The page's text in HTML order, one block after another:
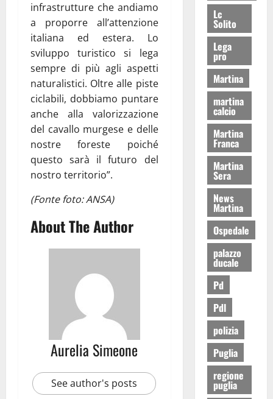
infrastrutture che andiamo
a proporre all’attenzione
italiana ed estera. Lo
sviluppo turistico si lega
sempre di più agli aspetti
naturalistici. Oltre alle piste
ciclabili, dobbiamo puntare
anche alla valorizzazione
del cavallo murgese e delle
nostre foreste poiché
questo sarà il futuro del
nostro territorio”.
(Fonte foto: ANSA)
About The Author
Aurelia Simeone
See author's posts
Lc
Solito
Lega
pro
Martina
martina
calcio
Martina
Franca
Martina
Sera
News
Martina
Ospedale
palazzo
ducale
Pd
Pdl
polizia
Puglia
regione
puglia